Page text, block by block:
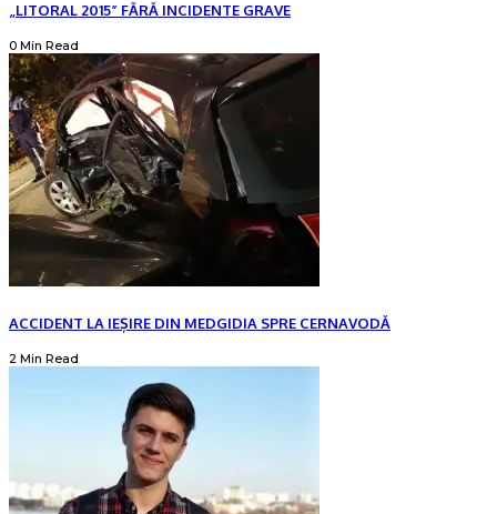
„LITORAL 2015” FĂRĂ INCIDENTE GRAVE
0 Min Read
ACCIDENT LA IEȘIRE DIN MEDGIDIA SPRE CERNAVODĂ
2 Min Read